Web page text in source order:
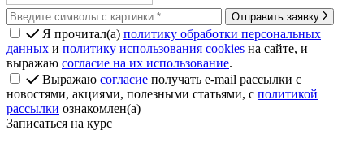
Отправить заявку
Я прочитал(а) политику обработки персональных
данных и политику использования cookies на сайте, и
выражаю согласие на их использование.
Выражаю согласие получать e-mail рассылки с
новостями, акциями, полезными статьями, с политикой
рассылки ознакомлен(а)
Записаться на курс